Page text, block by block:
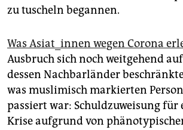
zu tuscheln begannen.
Was Asiat_innen wegen Corona
Ausbruch sich noch weitgehend
dessen Nachbarländer
was muslimisch markierten
passiert war: Schuldzuweisung für
Krise aufgrund von